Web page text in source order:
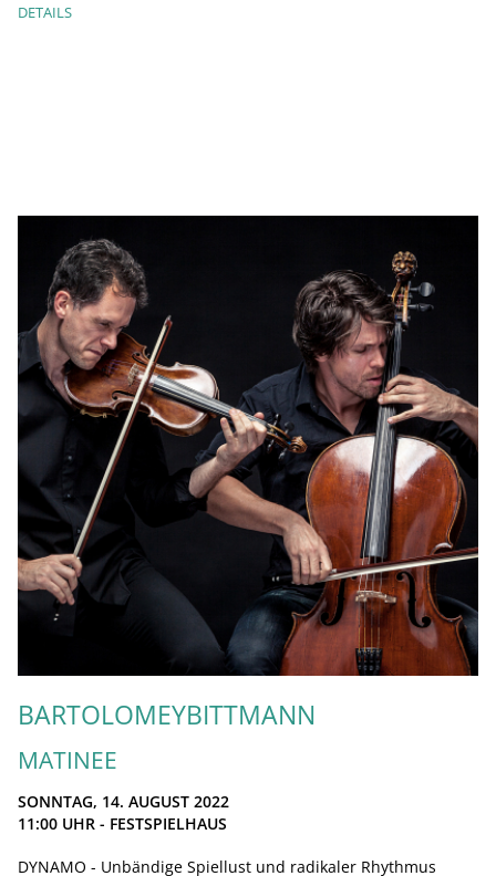
DETAILS
BARTOLOMEYBITTMANN
MATINEE
SONNTAG, 14. AUGUST 2022
11:00 UHR - FESTSPIELHAUS
DYNAMO - Unbändige Spiellust und radikaler Rhythmus